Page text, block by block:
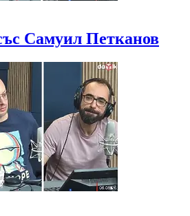
Самуил Петканов